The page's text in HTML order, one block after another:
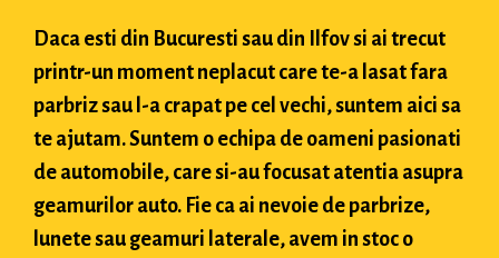
Daca esti din Bucuresti sau din Ilfov si ai trecut
printr-un moment neplacut care te-a lasat fara
parbriz sau l-a crapat pe cel vechi, suntem aici sa
te ajutam. Suntem o echipa de oameni pasionati
de automobile, care si-au focusat atentia asupra
geamurilor auto. Fie ca ai nevoie de parbrize,
lunete sau geamuri laterale, avem in stoc o